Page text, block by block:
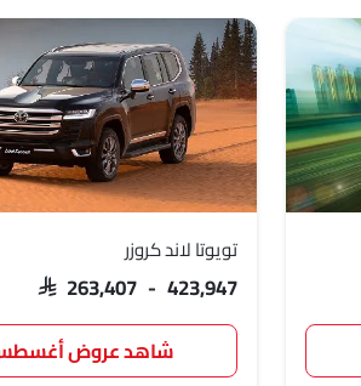
تويوتا لاند كروزر
SAR 263,407 - 423,947
شاهد عروض